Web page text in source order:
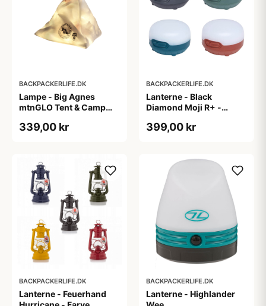
BACKPACKERLIFE.DK
Lampe - Big Agnes
mtnGLO Tent & Camp
339,00 kr
BACKPACKERLIFE.DK
Lanterne - Black
Diamond Moji R+ -
399,00 kr
BACKPACKERLIFE.DK
Lanterne - Feuerhand
BACKPACKERLIFE.DK
Lanterne - Highlander